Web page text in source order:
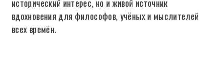
исторический интерес, но и живой источник
вдохновения для философов, учёных и мыслителей
всех времён.